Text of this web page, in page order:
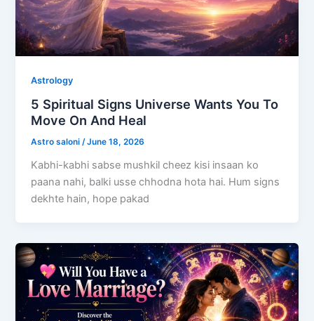
Astrology
5 Spiritual Signs Universe Wants You To
Move On And Heal
Astro saloni/June 18, 2026
Kabhi-kabhi sabse mushkil cheez kisi insaan ko
paana nahi, balki usse chhodna hota hai. Hum signs
dekhte hain, hope pakad